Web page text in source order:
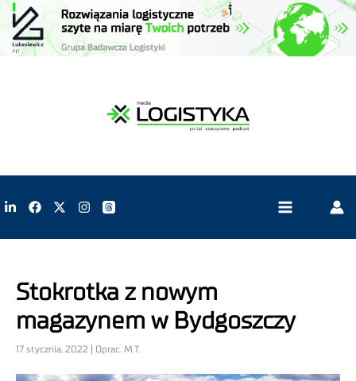
Stokrotka z nowym
magazynem w Bydgoszczy
17 stycznia, 2022 | Oprac. M.T.